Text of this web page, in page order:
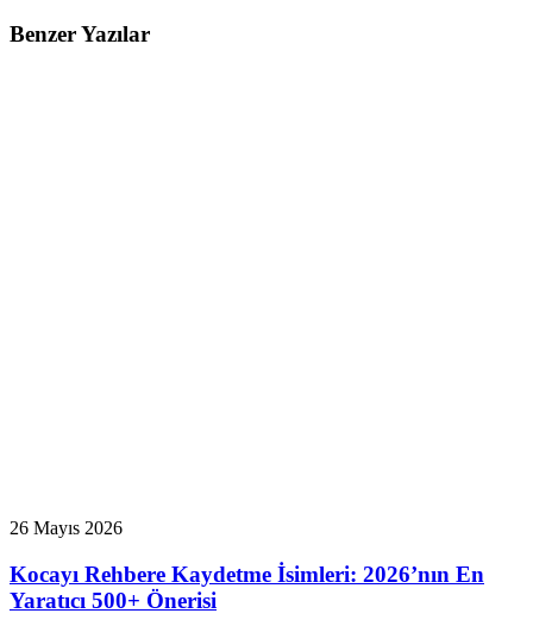
Benzer Yazılar
26 Mayıs 2026
Kocayı Rehbere Kaydetme İsimleri: 2026’nın En
Yaratıcı 500+ Önerisi